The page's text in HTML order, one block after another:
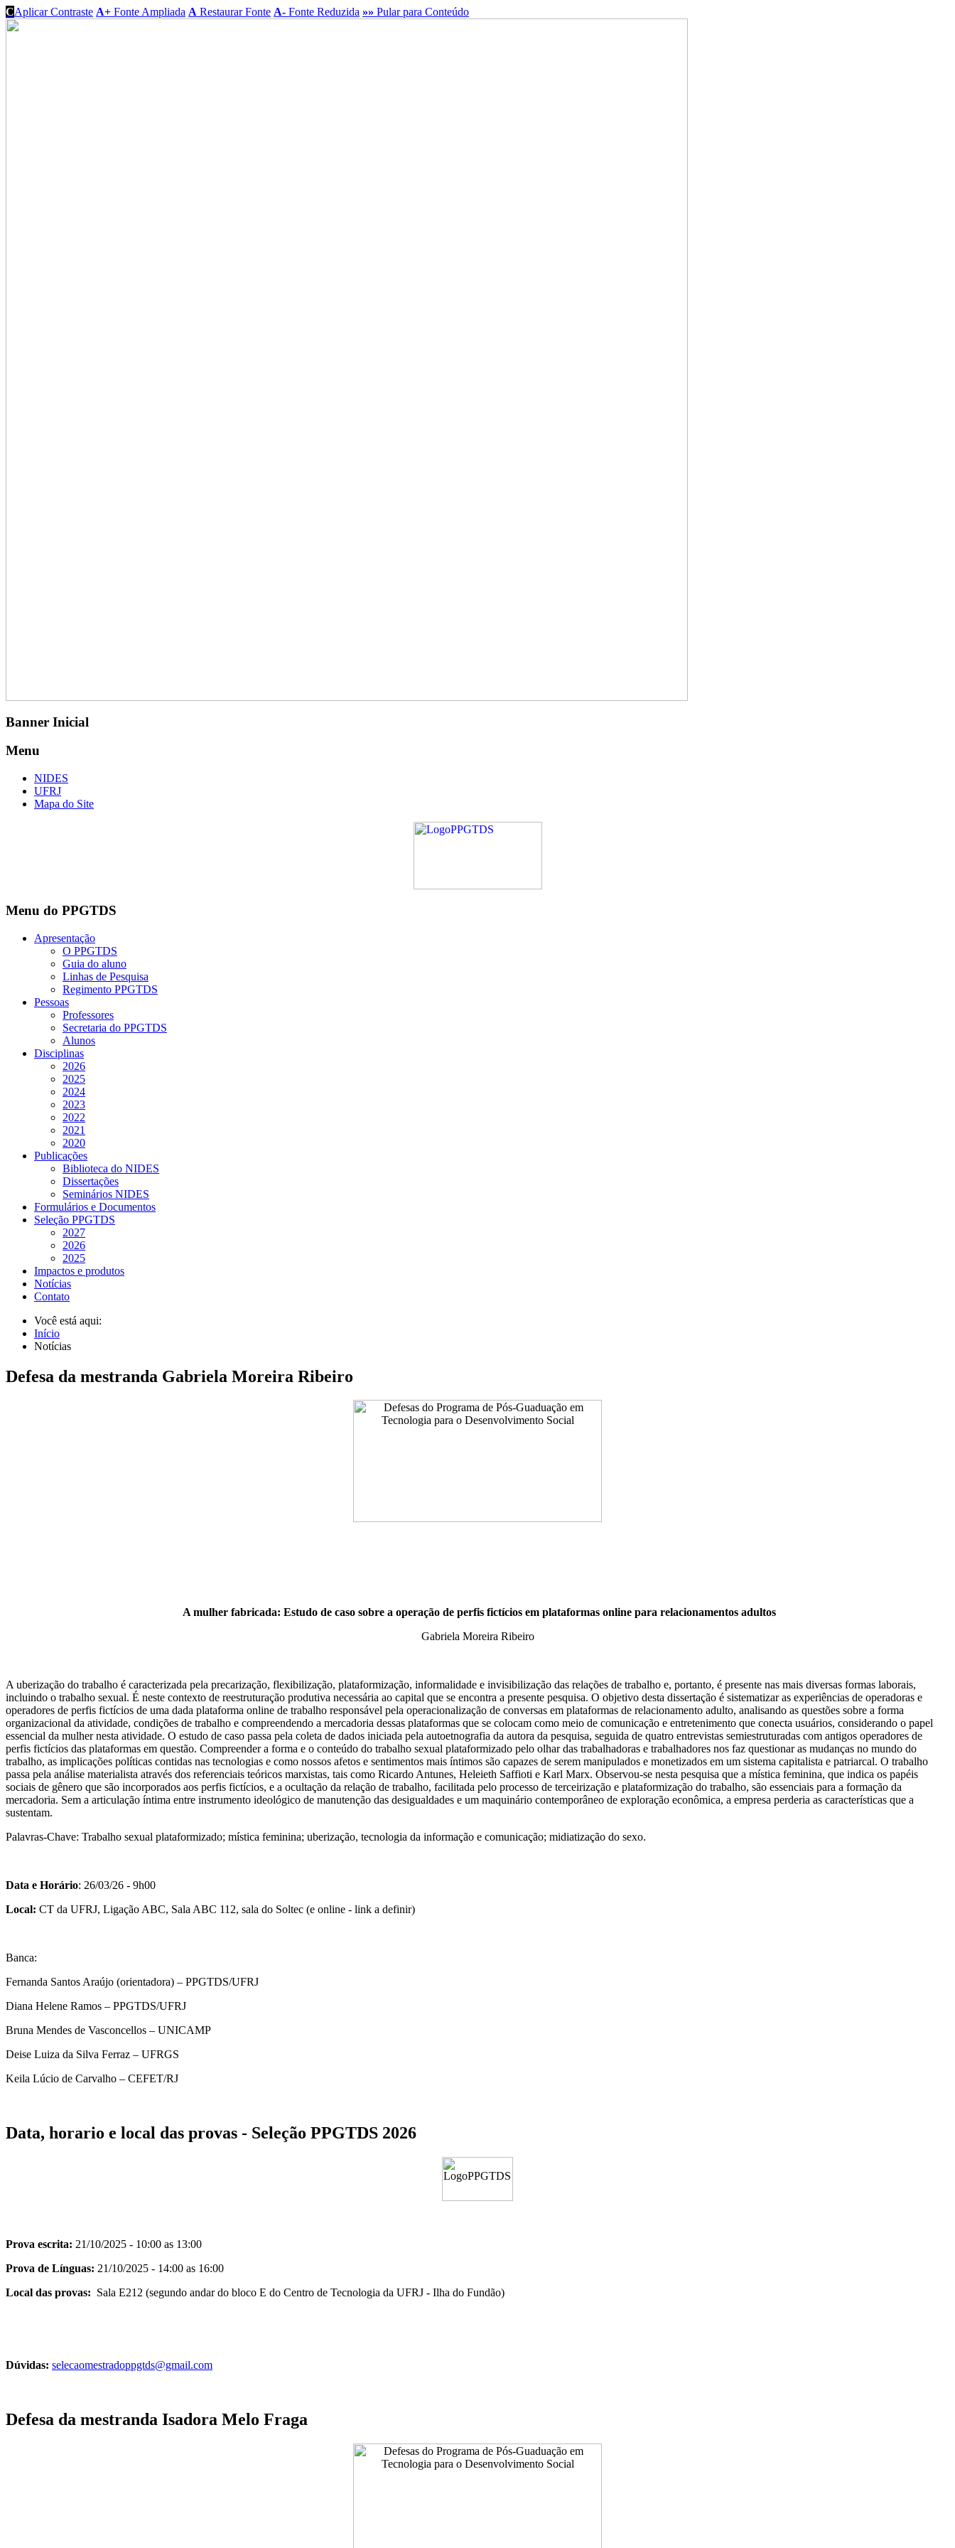
CAplicar Contraste A+ Fonte Ampliada A Restaurar Fonte A- Fonte Reduzida »» Pular para Conteúdo
Banner Inicial
Menu
NIDES
UFRJ
Mapa do Site
Menu do PPGTDS
Apresentação
O PPGTDS
Guia do aluno
Linhas de Pesquisa
Regimento PPGTDS
Pessoas
Professores
Secretaria do PPGTDS
Alunos
Disciplinas
2026
2025
2024
2023
2022
2021
2020
Publicações
Biblioteca do NIDES
Dissertações
Seminários NIDES
Formulários e Documentos
Seleção PPGTDS
2027
2026
2025
Impactos e produtos
Notícias
Contato
Você está aqui:
Início
Notícias
Defesa da mestranda Gabriela Moreira Ribeiro
A mulher fabricada: Estudo de caso sobre a operação de perfis fictícios em plataformas online para relacionamentos adultos
Gabriela Moreira Ribeiro
A uberização do trabalho é caracterizada pela precarização, flexibilização, plataformização, informalidade e invisibilização das relações de trabalho e, portanto, é presente nas mais diversas formas laborais,
incluindo o trabalho sexual. É neste contexto de reestruturação produtiva necessária ao capital que se encontra a presente pesquisa. O objetivo desta dissertação é sistematizar as experiências de operadoras e
operadores de perfis fictícios de uma dada plataforma online de trabalho responsável pela operacionalização de conversas em plataformas de relacionamento adulto, analisando as questões sobre a forma
organizacional da atividade, condições de trabalho e compreendendo a mercadoria dessas plataformas que se colocam como meio de comunicação e entretenimento que conecta usuários, considerando o papel
essencial da mulher nesta atividade. O estudo de caso passa pela coleta de dados iniciada pela autoetnografia da autora da pesquisa, seguida de quatro entrevistas semiestruturadas com antigos operadores de
perfis fictícios das plataformas em questão. Compreender a forma e o conteúdo do trabalho sexual plataformizado pelo olhar das trabalhadoras e trabalhadores nos faz questionar as mudanças no mundo do
trabalho, as implicações políticas contidas nas tecnologias e como nossos afetos e sentimentos mais íntimos são capazes de serem manipulados e monetizados em um sistema capitalista e patriarcal. O trabalho
passa pela análise materialista através dos referenciais teóricos marxistas, tais como Ricardo Antunes, Heleieth Saffioti e Karl Marx. Observou-se nesta pesquisa que a mística feminina, que indica os papéis
sociais de gênero que são incorporados aos perfis fictícios, e a ocultação da relação de trabalho, facilitada pelo processo de terceirização e plataformização do trabalho, são essenciais para a formação da
mercadoria. Sem a articulação íntima entre instrumento ideológico de manutenção das desigualdades e um maquinário contemporâneo de exploração econômica, a empresa perderia as características que a
sustentam.
Palavras-Chave: Trabalho sexual plataformizado; mística feminina; uberização, tecnologia da informação e comunicação; midiatização do sexo.
Data e Horário: 26/03/26 - 9h00
Local: CT da UFRJ, Ligação ABC, Sala ABC 112, sala do Soltec (e online - link a definir)
Banca:
Fernanda Santos Araújo (orientadora) – PPGTDS/UFRJ
Diana Helene Ramos – PPGTDS/UFRJ
Bruna Mendes de Vasconcellos – UNICAMP
Deise Luiza da Silva Ferraz – UFRGS
Keila Lúcio de Carvalho – CEFET/RJ
Data, horario e local das provas - Seleção PPGTDS 2026
Prova escrita: 21/10/2025 - 10:00 as 13:00
Prova de Línguas: 21/10/2025 - 14:00 as 16:00
Local das provas: Sala E212 (segundo andar do bloco E do Centro de Tecnologia da UFRJ - Ilha do Fundão)
Dúvidas: selecaomestradoppgtds@gmail.com
Defesa da mestranda Isadora Melo Fraga